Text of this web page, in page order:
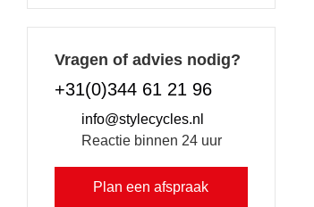
Vragen of advies nodig?
+31(0)344 61 21 96
info@stylecycles.nl
Reactie binnen 24 uur
Plan een afspraak